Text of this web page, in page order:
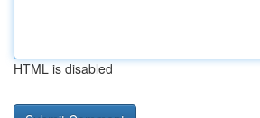
HTML is disabled